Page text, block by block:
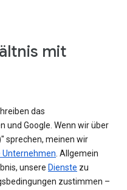
mit
das
und Google. Wenn wir über
sprechen, meinen wir
Unternehmen . Allgemein
unsere Dienste zu
zustimmen –